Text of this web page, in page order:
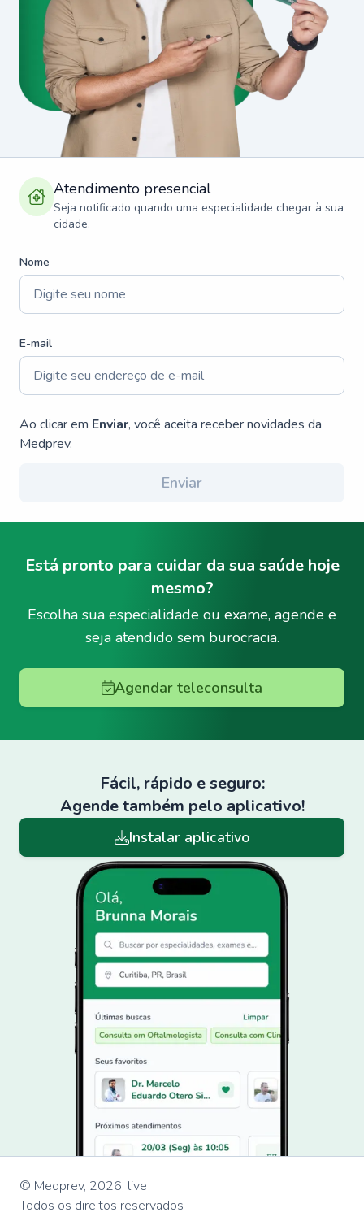
Atendimento presencial
Seja notificado quando uma especialidade chegar à sua
cidade.
Nome
E-mail
Ao clicar em Enviar, você aceita receber novidades da
Medprev.
Enviar
Está pronto para cuidar da sua saúde hoje
mesmo?
Escolha sua especialidade ou exame, agende e
seja atendido sem burocracia.
Agendar teleconsulta
Fácil, rápido e seguro:
Agende também pelo aplicativo!
Instalar aplicativo
© Medprev, 2026, live
Todos os direitos reservados